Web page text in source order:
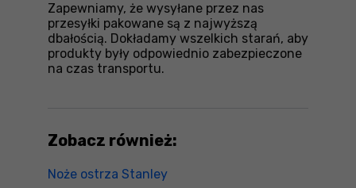
Zapewniamy, że wysyłane przez nas
przesyłki pakowane są z najwyższą
dbałością. Dokładamy wszelkich starań, aby
produkty były odpowiednio zabezpieczone
na czas transportu.
Zobacz również:
Noże ostrza Stanley